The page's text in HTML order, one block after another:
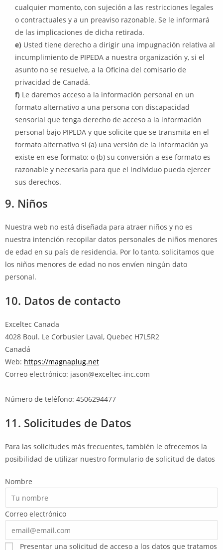
cualquier momento, con sujeción a las restricciones legales
o contractuales y a un preaviso razonable. Se le informará
de las implicaciones de dicha retirada.
Usted tiene derecho a dirigir una impugnación relativa al
incumplimiento de PIPEDA a nuestra organización y, si el
asunto no se resuelve, a la Oficina del comisario de
privacidad de Canadá.
Le daremos acceso a la información personal en un
formato alternativo a una persona con discapacidad
sensorial que tenga derecho de acceso a la información
personal bajo PIPEDA y que solicite que se transmita en el
formato alternativo si (a) una versión de la información ya
existe en ese formato; o (b) su conversión a ese formato es
razonable y necesaria para que el individuo pueda ejercer
sus derechos.
9. Niños
Nuestra web no está diseñada para atraer niños y no es
nuestra intención recopilar datos personales de niños menores
de edad en su país de residencia. Por lo tanto, solicitamos que
los niños menores de edad no nos envíen ningún dato
personal.
10. Datos de contacto
Exceltec Canada
4028 Boul. Le Corbusier Laval, Quebec H7L5R2
Canadá
Web: https://magnaplug.net
Correo electrónico: jason@exceltec-inc.com
Número de teléfono: 4506294477
11. Solicitudes de Datos
Para las solicitudes más frecuentes, también le ofrecemos la
posibilidad de utilizar nuestro formulario de solicitud de datos
Nombre
Correo electrónico
Presentar una solicitud de acceso a los datos que tratamos